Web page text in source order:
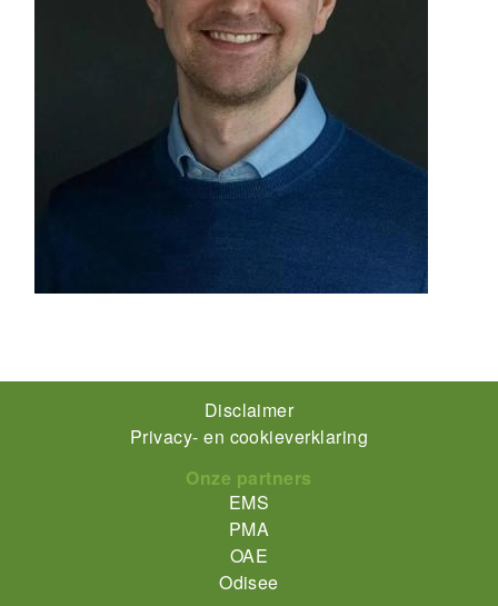
Disclaimer
Privacy- en cookieverklaring
Onze partners
EMS
PMA
OAE
Odisee